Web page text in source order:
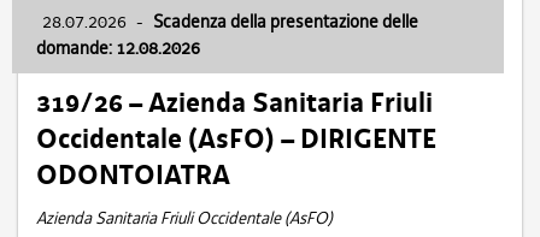
28.07.2026 - Scadenza della presentazione delle
domande: 12.08.2026
319/26 – Azienda Sanitaria Friuli
Occidentale (AsFO) – DIRIGENTE
ODONTOIATRA
Azienda Sanitaria Friuli Occidentale (AsFO)